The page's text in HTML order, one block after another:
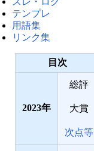
テンプレ
用語集
リンク集
目次
2023
総評
大賞
次点等